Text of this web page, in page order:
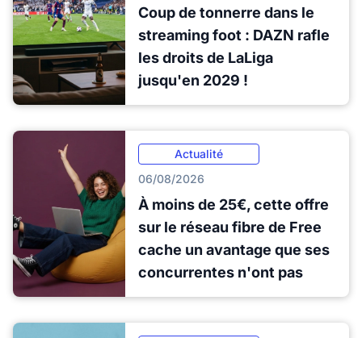
Coup de tonnerre dans le
streaming foot : DAZN rafle
les droits de LaLiga
jusqu'en 2029 !
Actualité
06/08/2026
À moins de 25€, cette offre
sur le réseau fibre de Free
cache un avantage que ses
concurrentes n'ont pas